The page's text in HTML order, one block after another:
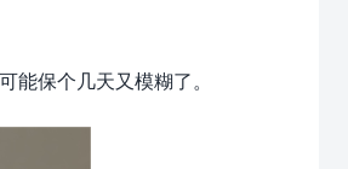
能保个几天又模糊了。